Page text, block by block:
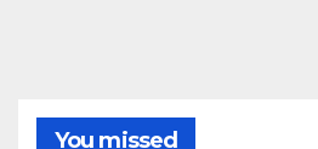
You missed